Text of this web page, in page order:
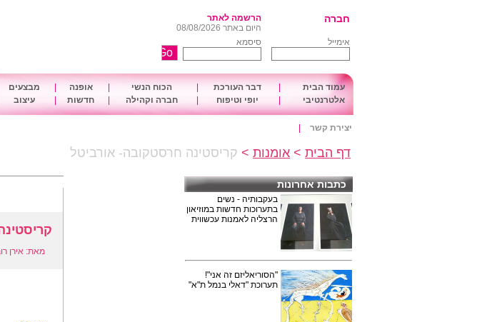
חברה
הרשמה לאתר
היום באתר 08/08/2026
אימייל
סיסמא
עמוד הבית דבר העורכת הכוח הנשי אופנה מבצעים
אלטרנטיבי
יופי וטיפוח חברה וקהילה חדשות עיצוב
יצירת קשר
דף הבית > אומנות > קריסטינה חרסטקובה- אורביטל
כתבות אחרונות
בעקבותיה - נשים
בתערוכות חדשות במוזיאון
הרצליה לאמנות עכשווית
"הסוריאליזם זה אני"!
תערוכת "דאלי בנמל ת"א"
מאת: אירן